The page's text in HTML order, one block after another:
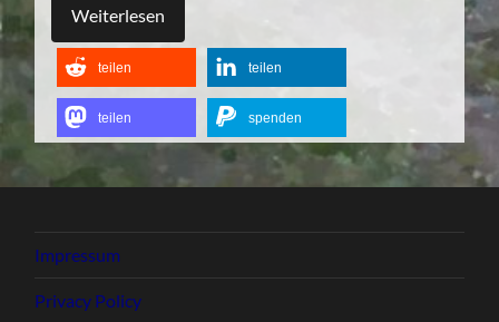
Weiterlesen
teilen teilen
teilen spenden
Impressum
Privacy Policy